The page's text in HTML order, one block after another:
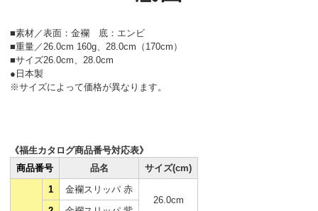
■素材／表面：金襴 底：エンビ
■重量／26.0cm 160g、28.0cm（170cm）
■サイズ26.0cm、28.0cm
●日本製
※サイズによって価格が異なります。
《福生カタログ商品番号対応表》
商品番号
品名 サイズ(cm)
1
金襴スリッパ 赤
26.0cm